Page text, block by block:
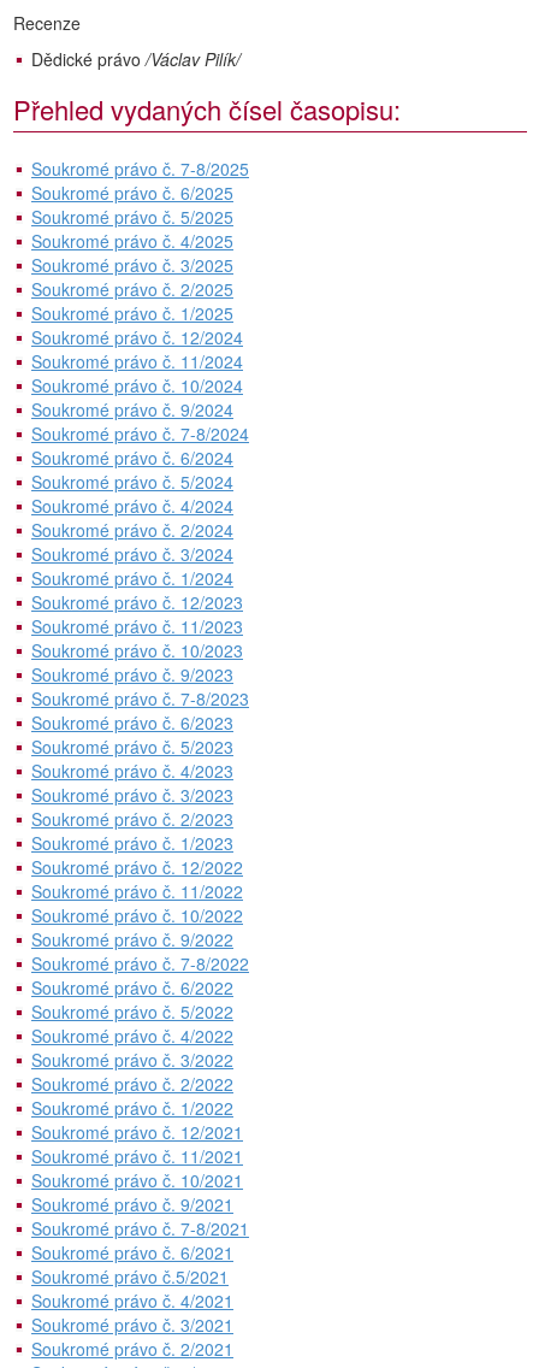
Recenze
Dědické právo/Václav Pilík/
Přehled vydaných čísel časopisu:
Soukromé právo č. 7-8/2025
Soukromé právo č. 6/2025
Soukromé právo č. 5/2025
Soukromé právo č. 4/2025
Soukromé právo č. 3/2025
Soukromé právo č. 2/2025
Soukromé právo č. 1/2025
Soukromé právo č. 12/2024
Soukromé právo č. 11/2024
Soukromé právo č. 10/2024
Soukromé právo č. 9/2024
Soukromé právo č. 7-8/2024
Soukromé právo č. 6/2024
Soukromé právo č. 5/2024
Soukromé právo č. 4/2024
Soukromé právo č. 2/2024
Soukromé právo č. 3/2024
Soukromé právo č. 1/2024
Soukromé právo č. 12/2023
Soukromé právo č. 11/2023
Soukromé právo č. 10/2023
Soukromé právo č. 9/2023
Soukromé právo č. 7-8/2023
Soukromé právo č. 6/2023
Soukromé právo č. 5/2023
Soukromé právo č. 4/2023
Soukromé právo č. 3/2023
Soukromé právo č. 2/2023
Soukromé právo č. 1/2023
Soukromé právo č. 12/2022
Soukromé právo č. 11/2022
Soukromé právo č. 10/2022
Soukromé právo č. 9/2022
Soukromé právo č. 7-8/2022
Soukromé právo č. 6/2022
Soukromé právo č. 5/2022
Soukromé právo č. 4/2022
Soukromé právo č. 3/2022
Soukromé právo č. 2/2022
Soukromé právo č. 1/2022
Soukromé právo č. 12/2021
Soukromé právo č. 11/2021
Soukromé právo č. 10/2021
Soukromé právo č. 9/2021
Soukromé právo č. 7-8/2021
Soukromé právo č. 6/2021
Soukromé právo č.5/2021
Soukromé právo č. 4/2021
Soukromé právo č. 3/2021
Soukromé právo č. 2/2021